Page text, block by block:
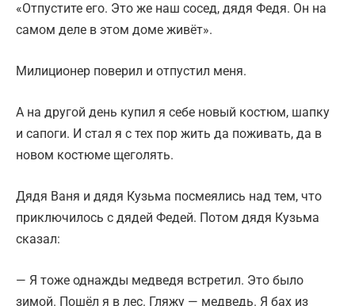
«Отпустите его. Это же наш сосед, дядя Федя. Он на
самом деле в этом доме живёт».
Милиционер поверил и отпустил меня.
А на другой день купил я себе новый костюм, шапку
и сапоги. И стал я с тех пор жить да поживать, да в
новом костюме щеголять.
Дядя Ваня и дядя Кузьма посмеялись над тем, что
приключилось с дядей Федей. Потом дядя Кузьма
сказал:
— Я тоже однажды медведя встретил. Это было
зимой. Пошёл я в лес. Гляжу — медведь. Я бах из